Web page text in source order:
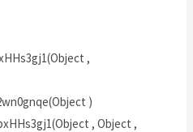
,
)
, Object ,